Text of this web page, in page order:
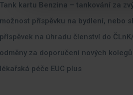
Tank kartu Benzina – tankování za
možnost příspěvku na bydlení, nebo
příspěvek na úhradu členství do
odměny za doporučení nových kolegů
lékařská péče EUC plus